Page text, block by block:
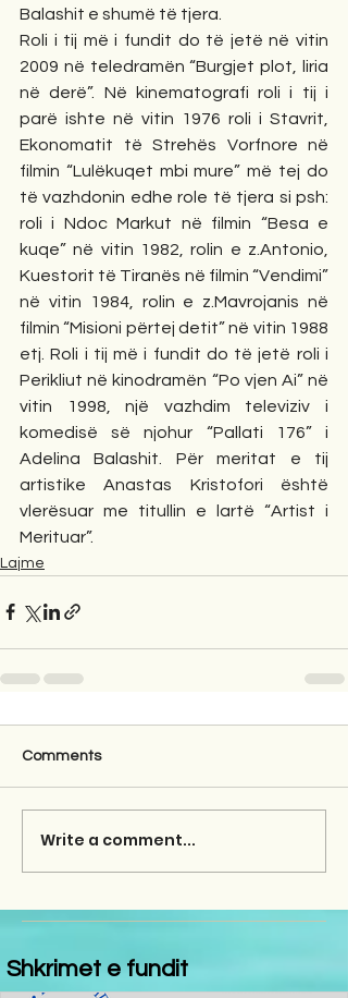
Balashit e shumë të tjera.
Roli i tij më i fundit do të jetë në vitin
2009 në teledramën “Burgjet plot, liria
në derë”. Në kinematografi roli i tij i
parë ishte në vitin 1976 roli i Stavrit,
Ekonomatit të Strehës Vorfnore në
filmin “Lulëkuqet mbi mure” më tej do
të vazhdonin edhe role të tjera si psh:
roli i Ndoc Markut në filmin “Besa e
kuqe” në vitin 1982, rolin e z.Antonio,
Kuestorit të Tiranës në filmin “Vendimi”
në vitin 1984, rolin e z.Mavrojanis në
filmin “Misioni përtej detit” në vitin 1988
etj. Roli i tij më i fundit do të jetë roli i
Perikliut në kinodramën “Po vjen Ai” në
vitin 1998, një vazhdim televiziv i
komedisë së njohur “Pallati 176” i
Adelina Balashit. Për meritat e tij
artistike Anastas Kristofori është
vlerësuar me titullin e lartë “Artist i
Merituar”.
Lajme
Comments
Write a comment...
Shkrimet e fundit